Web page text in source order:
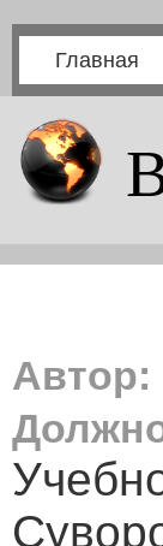
Главная
Автор: